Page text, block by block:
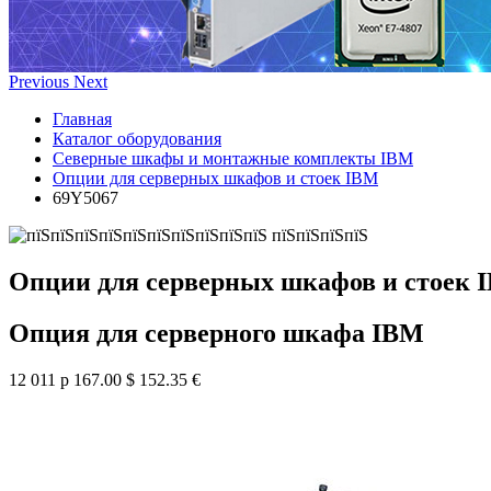
Previous Next
Главная
Каталог оборудования
Северные шкафы и монтажные комплекты IBM
Опции для серверных шкафов и стоек IBM
69Y5067
Опции для серверных шкафов и стоек
Опция для серверного шкафа IBM
12 011 р 167.00 $ 152.35 €